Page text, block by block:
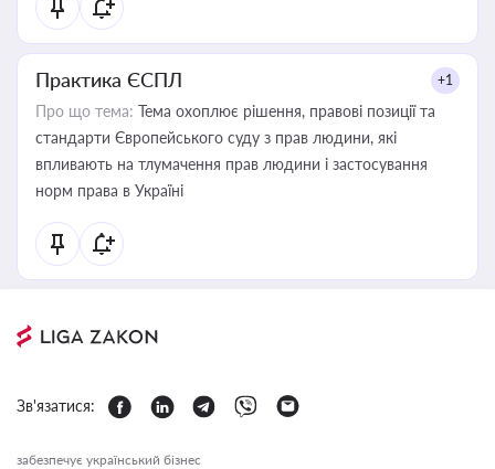
Практика ЄСПЛ +1
Про що тема: Тема охоплює рішення, правові позиції та
стандарти Європейського суду з прав людини, які
впливають на тлумачення прав людини і застосування
норм права в Україні
Зв'язатися:
забезпечує український бізнес